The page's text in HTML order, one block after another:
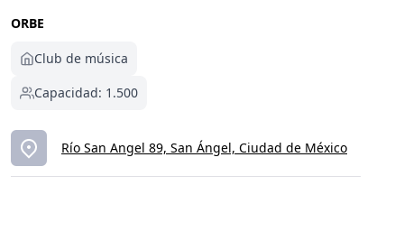
ORBE
Club de música
Capacidad: 1.500
Río San Angel 89, San Ángel, Ciudad de México